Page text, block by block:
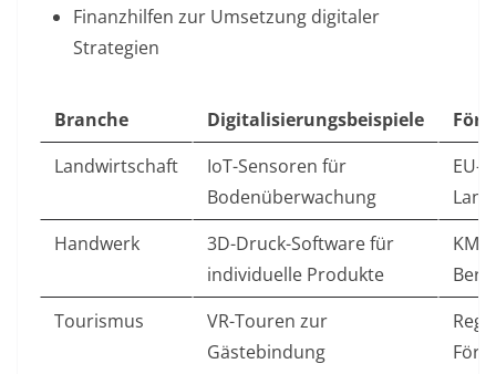
Finanzhilfen zur Umsetzung digitaler
Strategien
Branche Digitalisierungsbeispiele
Landwirtschaft
IoT-Sensoren für
Bodenüberwachung
EU-
Handwerk
3D-Druck-Software für
individuelle Produkte
Tourismus
VR-Touren zur
Gästebindung